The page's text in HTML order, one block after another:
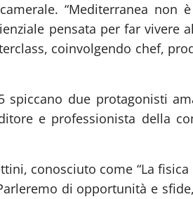
“Mediterranea non
pensata per far
coinvolgendo chef,
spiccano due protagonisti
e professionista della
conosciuto come “La
di opportunità e